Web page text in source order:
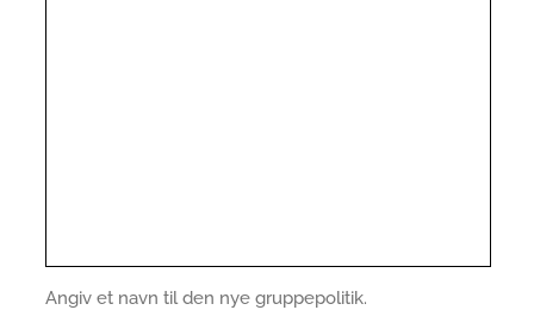
Angiv et navn til den nye gruppepolitik.